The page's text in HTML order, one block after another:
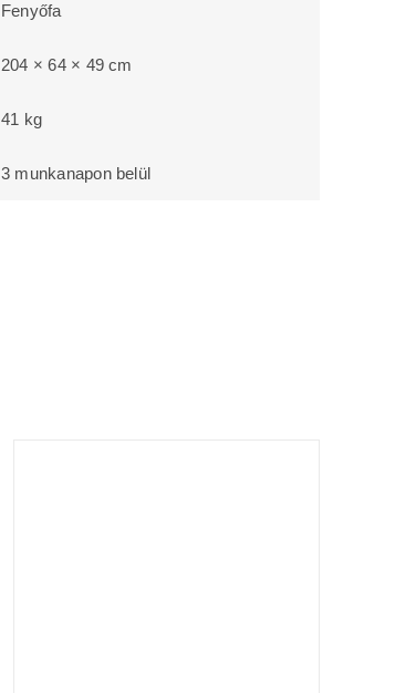
Fenyőfa
204 × 64 × 49 cm
41 kg
3 munkanapon belül